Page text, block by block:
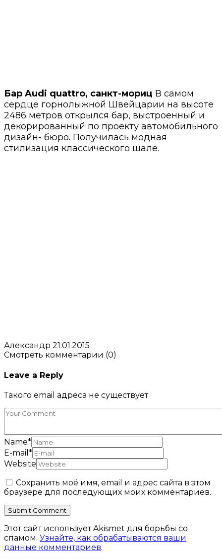
Бар Audi quattro, санкт-мориц В самом
сердце горнолыжной Швейцарии на высоте
2486 метров открылся бар, выстроенный и
декорированный по проекту автомобильного
дизайн- бюро. Получилась модная
стилизация классического шале.
Александр 21.01.2015
Смотреть комментарии (0)
Leave a Reply
Такого email адреса не существует
Name*
E-mail *
Website
Сохранить моё имя, email и адрес сайта в этом
браузере для последующих моих комментариев.
Этот сайт использует Akismet для борьбы со
спамом. Узнайте, как обрабатываются ваши
данные комментариев.